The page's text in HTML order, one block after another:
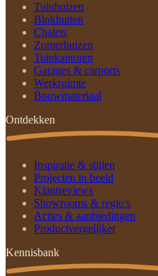
Tuinhuizen
Blokhutten
Chalets
Zomerhuizen
Tuinkantoren
Garages & carports
Werkruimte
Bouwmateriaal
Ontdekken
Inspiratie & stijlen
Projecten in beeld
Klantreviews
Showrooms & regio's
Acties & aanbiedingen
Productvergelijker
Kennisbank